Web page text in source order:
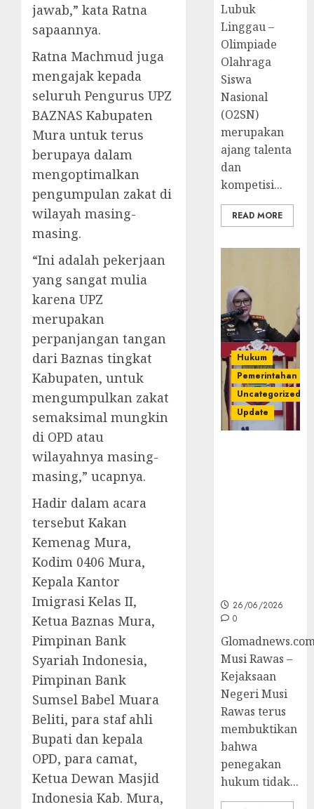
jawab,” kata Ratna
sapaannya.
Ratna Machmud juga
mengajak kepada
seluruh Pengurus UPZ
BAZNAS Kabupaten
Mura untuk terus
berupaya dalam
mengoptimalkan
pengumpulan zakat di
wilayah masing-
masing.
“Ini adalah pekerjaan
yang sangat mulia
karena UPZ
merupakan
perpanjangan tangan
dari Baznas tingkat
Kabupaten, untuk
mengumpulkan zakat
semaksimal mungkin
di OPD atau
wilayahnya masing-
masing,” ucapnya.
Hadir dalam acara
tersebut Kakan
Kemenag Mura,
Kodim 0406 Mura,
Kepala Kantor
Imigrasi Kelas II,
Ketua Baznas Mura,
Pimpinan Bank
Syariah Indonesia,
Pimpinan Bank
Sumsel Babel Muara
Beliti, para staf ahli
Bupati dan kepala
OPD, para camat,
Ketua Dewan Masjid
Indonesia Kab. Mura,
Lubuk
Linggau –
Olimpiade
Olahraga
Siswa
Nasional
(O2SN)
merupakan
ajang talenta
dan
kompetisi...
READ MORE
Hukum
Pemerintahan
Uncategorized
Update
26/06/2026
0
Musi Rawas –
Kejaksaan
Negeri Musi
Rawas terus
membuktikan
bahwa
penegakan
hukum tidak...